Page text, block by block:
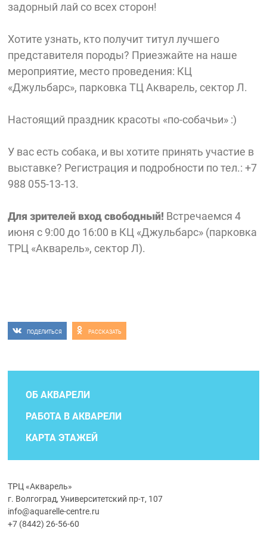
задорный лай со всех сторон!
Хотите узнать, кто получит титул лучшего
представителя породы? Приезжайте на наше
мероприятие, место проведения: КЦ
«Джульбарс», парковка ТЦ Акварель, сектор Л.
Настоящий праздник красоты «по-собачьи» :)
У вас есть собака, и вы хотите принять участие в
выставке? Регистрация и подробности по тел.: +7
988 055-13-13.
Для зрителей вход свободный! Встречаемся 4
июня с 9:00 до 16:00 в КЦ «Джульбарс» (парковка
ТРЦ «Акварель», сектор Л).
ПОДЕЛИТЬСЯ РАССКАЗАТЬ
ОБ АКВАРЕЛИ
РАБОТА В АКВАРЕЛИ
КАРТА ЭТАЖЕЙ
ТРЦ «Акварель»
г. Волгоград, Университетский пр-т, 107
info@aquarelle-centre.ru
+7 (8442) 26-56-60